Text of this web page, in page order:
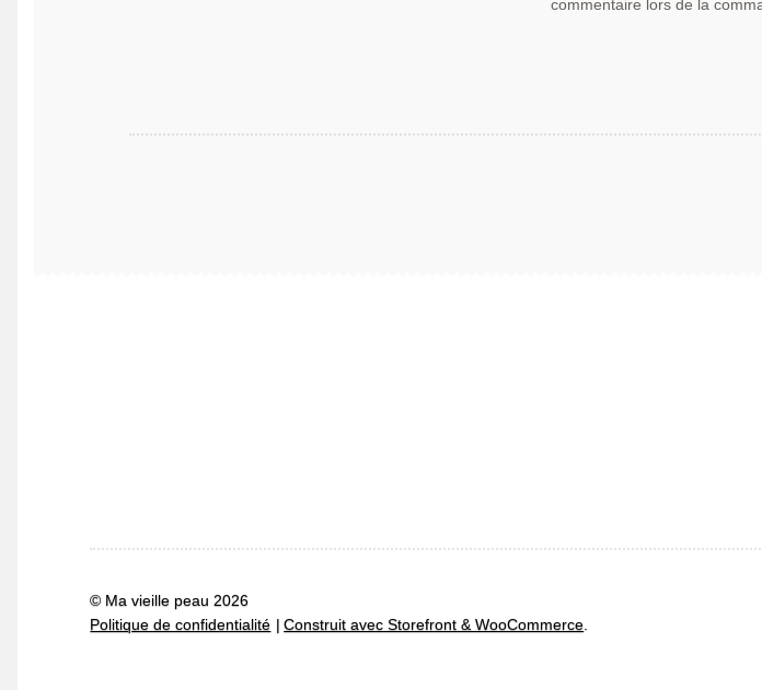
commentaire lors de la
© Ma vieille peau 2026
Politique de confidentialité
Construit avec Storefront & WooCommerce